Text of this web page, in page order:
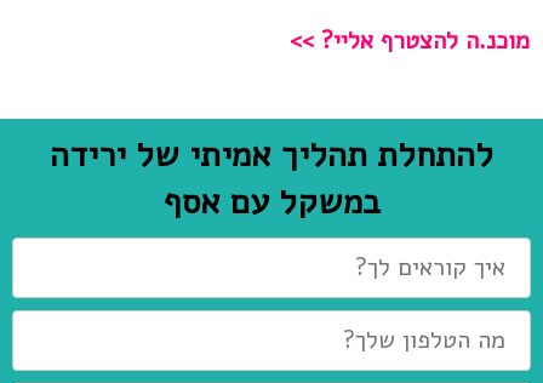
מוכנ.ה להצטרף אליי? >>
להתחלת תהליך אמיתי של ירידה
במשקל עם אסף